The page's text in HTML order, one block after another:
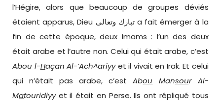
l’Hégire, alors que beaucoup de groupes déviés
étaient apparus, Dieu تبارك وتعالى a fait émerger à la
fin de cette époque, deux Imams : l’un des deux
était arabe et l’autre non. Celui qui était arabe, c’est
Abou l-Haçan Al-’Ach^ariyyet il vivait en Irak. Et celui
qui n’était pas arabe, c’estAbou Mansour Al-
Matouridiyyet il était en Perse. Ils ont répliqué tous